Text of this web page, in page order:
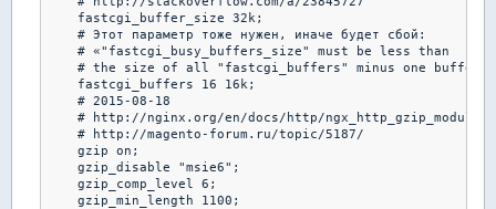
    fastcgi_buffer_size 32k;
    # Этот параметр тоже нужен, иначе будет сбой:
    # «"fastcgi_busy_buffers_size" must be less than
    # the size of all "fastcgi_buffers" minus one buffer»
    fastcgi_buffers 16 16k;
    # 2015-08-18
# http://nginx.org/en/docs/http/
    # http://magento-forum.ru/topic/5187/
    gzip on;
    gzip_disable "msie6";
    gzip_comp_level 6;
    gzip_min_length 1100;